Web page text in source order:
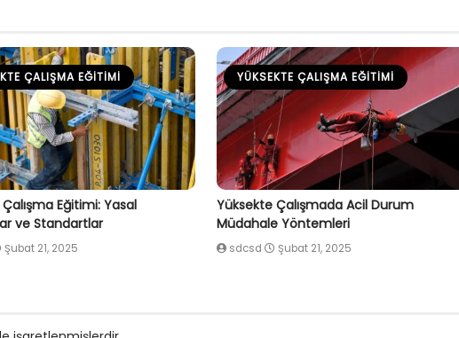
ÇALIŞMA EĞITIMI
Eğitimi: Yasal
ve Standartlar
Şubat 21, 2025
YÜKSEKTE ÇALIŞMA EĞITIMI
Yüksekte Çalışmada Acil Durum
Müdahale Yöntemleri
sdcsd Şubat 21, 2025